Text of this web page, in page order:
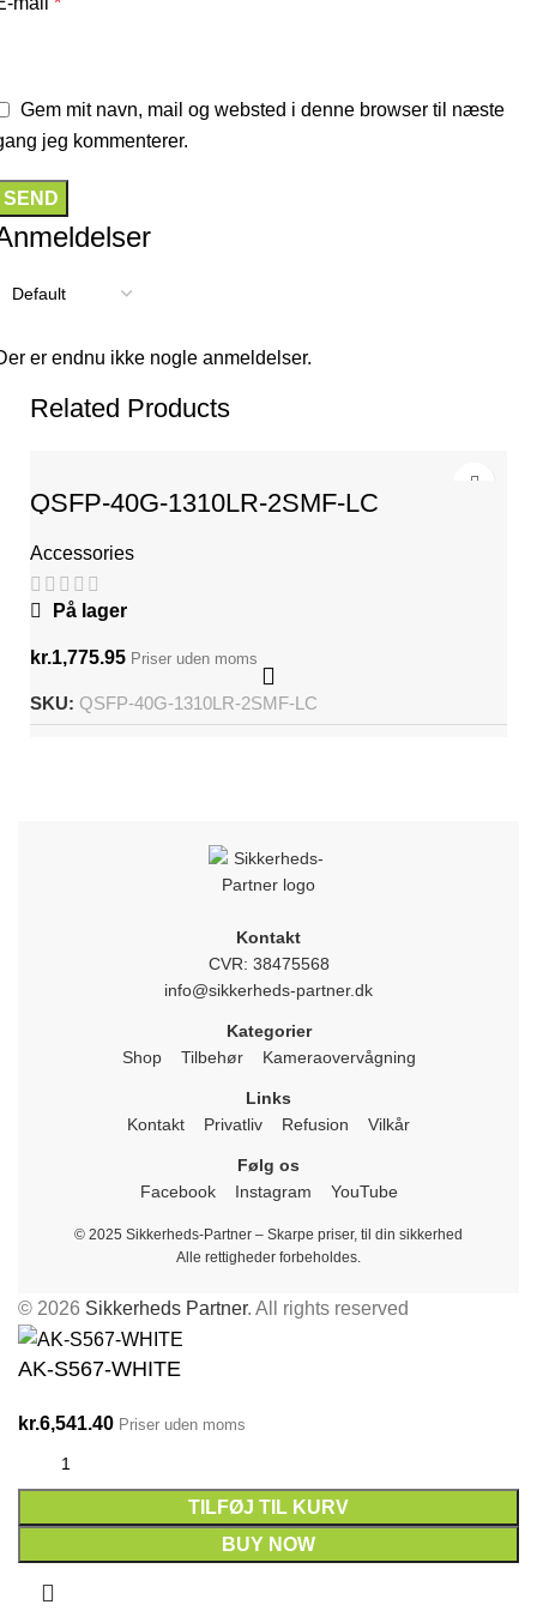
er endnu ikke nogle anmeldelser.
Gem mit navn, mail og websted i denne browser til næste
jeg kommenterer.
Related Products
QSFP-40G-1310LR-2SMF-LC
Accessories
På lager
kr.1,775.95 Priser uden moms
SKU: QSFP-40G-1310LR-2SMF-LC
Kontakt
CVR: 38475568
info@sikkerheds-partner.dk
Kategorier
Shop
Tilbehør Kameraovervågning
Links
Kontakt
Privatliv Refusion Vilkår
Følg os
Facebook
Instagram YouTube
© 2025 Sikkerheds-Partner – Skarpe priser, til din sikkerhed
Alle rettigheder forbeholdes.
© 2026 Sikkerheds Partner. All rights reserved
AK-S567-WHITE
kr.6,541.40 Priser uden moms
TILFØJ TIL KURV
BUY NOW